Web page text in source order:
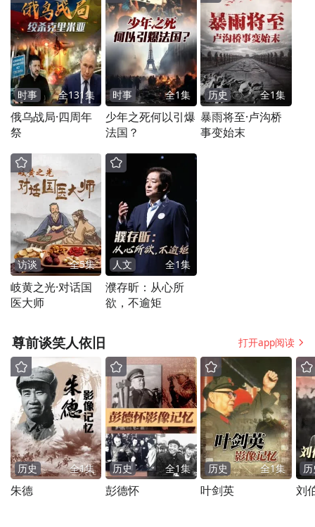
大学、北京外国语大学以及上海开放大学等
国内高校的学者与研究人员，围绕着人工智
能教育应用、教育数据挖掘、学习分析、
STEM教育等专题进行了广泛的交流。
者在教育数字化领域的理解，拓展了国际合
作的机会，为推动了教育数字化领域的创新
和发展注入了新的活力。
窗体顶端
时事 全131集
俄乌战局·四周年
祭
时事 全1集
少年之死何以引爆
法国？
历史 全1集
暴雨将至·卢沟桥
事变始末
访谈 全5集
岐黄之光·对话国
医大师
人文 全1集
濮存昕：从心所
欲，不逾矩
尊前谈笑人依旧 打开app阅读
历史 全1集
朱德
历史 全1集
彭德怀
历史 全1集
叶剑英 刘